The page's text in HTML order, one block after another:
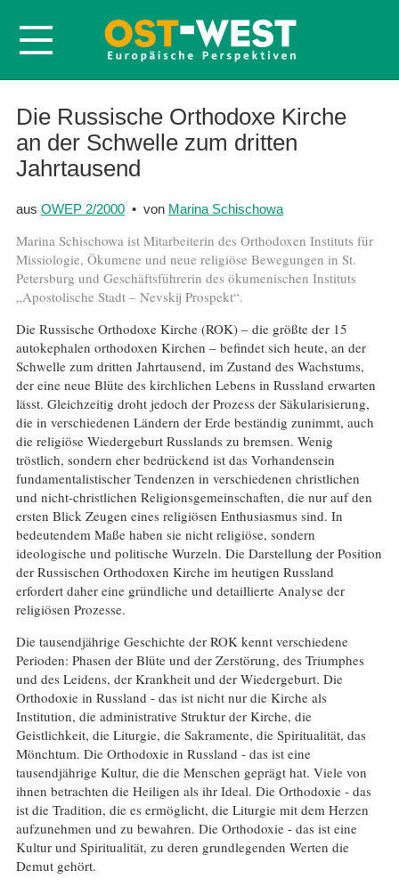
Startseite
Über OWEP
Volltexte
Probeheft
Abonnieren
Kontakt
Die Russische Orthodoxe Kirche
an der Schwelle zum dritten
Jahrtausend
aus OWEP 2/2000• von Marina Schischowa
Marina Schischowa ist Mitarbeiterin des Orthodoxen Instituts für
Missiologie, Ökumene und neue religiöse Bewegungen in St.
Petersburg und Geschäftsführerin des ökumenischen Instituts
„Apostolische Stadt – Nevskij Prospekt“.
Die Russische Orthodoxe Kirche (ROK) – die größte der 15
autokephalen orthodoxen Kirchen – befindet sich heute, an der
Schwelle zum dritten Jahrtausend, im Zustand des Wachstums,
der eine neue Blüte des kirchlichen Lebens in Russland erwarten
lässt. Gleichzeitig droht jedoch der Prozess der Säkularisierung,
die in verschiedenen Ländern der Erde beständig zunimmt, auch
die religiöse Wiedergeburt Russlands zu bremsen. Wenig
tröstlich, sondern eher bedrückend ist das Vorhandensein
fundamentalistischer Tendenzen in verschiedenen christlichen
und nicht-christlichen Religionsgemeinschaften, die nur auf den
ersten Blick Zeugen eines religiösen Enthusiasmus sind. In
bedeutendem Maße haben sie nicht religiöse, sondern
ideologische und politische Wurzeln. Die Darstellung der Position
der Russischen Orthodoxen Kirche im heutigen Russland
erfordert daher eine gründliche und detaillierte Analyse der
religiösen Prozesse.
Die tausendjährige Geschichte der ROK kennt verschiedene
Perioden: Phasen der Blüte und der Zerstörung, des Triumphes
und des Leidens, der Krankheit und der Wiedergeburt. Die
Orthodoxie in Russland - das ist nicht nur die Kirche als
Institution, die administrative Struktur der Kirche, die
Geistlichkeit, die Liturgie, die Sakramente, die Spiritualität, das
Mönchtum. Die Orthodoxie in Russland - das ist eine
tausendjährige Kultur, die die Menschen geprägt hat. Viele von
ihnen betrachten die Heiligen als ihr Ideal. Die Orthodoxie - das
ist die Tradition, die es ermöglicht, die Liturgie mit dem Herzen
aufzunehmen und zu bewahren. Die Orthodoxie - das ist eine
Kultur und Spiritualität, zu deren grundlegenden Werten die
Demut gehört.